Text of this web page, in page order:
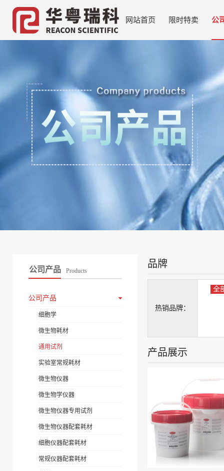
网站首页 限时特卖 公
公司产品 Products
公司产品
细胞学
微生物耗材
通用试剂
实验室常规耗材
微生物仪器
微生物学仪器
微生物仪器专用试剂
微生物仪器配套耗材
细胞仪器配套耗材
常规仪器配套耗材
品牌
热销品牌：
全
产品展示